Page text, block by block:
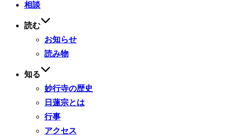
相談
読む
お知らせ
読み物
知る
妙行寺の歴史
日蓮宗とは
行事
アクセス